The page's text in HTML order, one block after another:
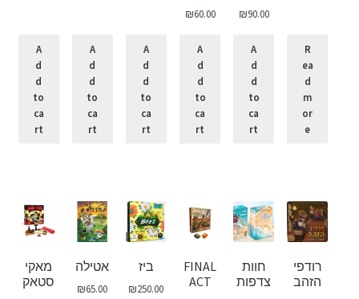
R
ea
d
m
or
e
₪90.00
A
d
d
to
ca
rt
₪60.00
A
d
d
to
ca
rt
A
d
d
to
ca
rt
A
d
d
to
ca
rt
A
d
d
to
ca
rt
רודפי
הזהב
חוות
צדפות
FINAL
ACT
ביז
₪250.00
אטילה
₪65.00
מאקי
סטאק